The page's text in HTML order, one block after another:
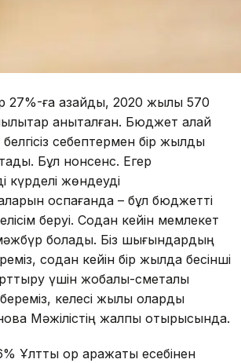
27%-ға азайды, 2020 жылы 570
анықталған. Бюджет қалай
себептермен бір жылдық
Бұл нонсенс. Егер
күрделі жөндеуді
қоспағанда – бұл бюджетті
беруі. Содан кейін мемлекет
болады. Біз шығындардың
содан кейін бір жылда бесінші
үшін жобалық-сметалық
келесі жылы оларды
Мәжілістің жалпы отырысында.
Ұлттық қор қаражаты есебінен